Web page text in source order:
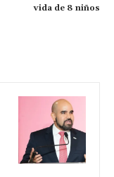
vida de 8 niños